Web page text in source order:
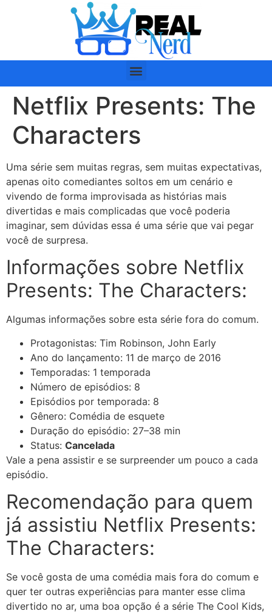
Netflix Presents: The
Characters
Uma série sem muitas regras, sem muitas expectativas,
apenas oito comediantes soltos em um cenário e
vivendo de forma improvisada as histórias mais
divertidas e mais complicadas que você poderia
imaginar, sem dúvidas essa é uma série que vai pegar
você de surpresa.
Informações sobre Netflix
Presents: The Characters:
Algumas informações sobre esta série fora do comum.
Protagonistas: Tim Robinson, John Early
Ano do lançamento: 11 de março de 2016
Temporadas: 1 temporada
Número de episódios: 8
Episódios por temporada: 8
Gênero: Comédia de esquete
Duração do episódio: 27–38 min
Status: Cancelada
Vale a pena assistir e se surpreender um pouco a cada
episódio.
Recomendação para quem
já assistiu Netflix Presents:
The Characters:
Se você gosta de uma comédia mais fora do comum e
quer ter outras experiências para manter esse clima
divertido no ar, uma boa opção é a série The Cool Kids,